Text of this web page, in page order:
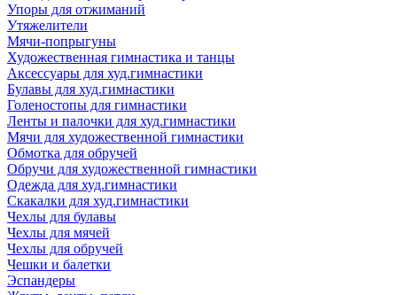
Упоры для отжиманий
Утяжелители
Мячи-попрыгуны
Художественная гимнастика и танцы
Аксессуары для худ.гимнастики
Булавы для худ.гимнастики
Голеностопы для гимнастики
Ленты и палочки для худ.гимнастики
Мячи для художественной гимнастики
Обмотка для обручей
Обручи для художественной гимнастики
Одежда для худ.гимнастики
Скакалки для худ.гимнастики
Чехлы для булавы
Чехлы для мячей
Чехлы для обручей
Чешки и балетки
Эспандеры